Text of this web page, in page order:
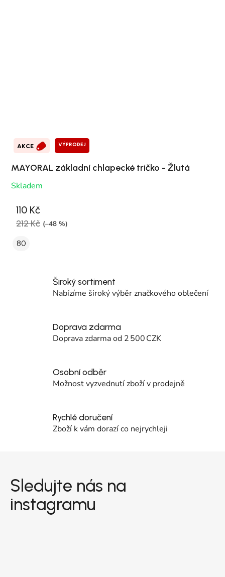
AKCE VÝPRODEJ
MAYORAL základní chlapecké tričko - Žlutá
Skladem
110 Kč
212 Kč (–48 %)
80
Široký sortiment
Nabízíme široký výběr značkového oblečení
Doprava zdarma
Doprava zdarma od 2 500 CZK
Osobní odběr
Možnost vyzvednutí zboží v prodejně
Rychlé doručení
Zboží k vám dorazí co nejrychleji
Sledujte nás na
instagramu